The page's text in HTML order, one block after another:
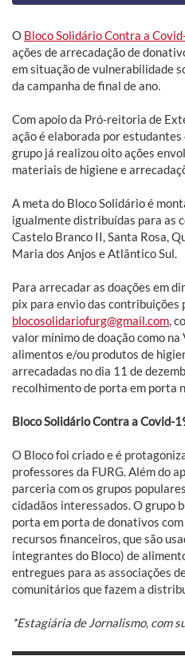
O Bloco Solidário Contra a
ações de arrecadação de
em situação de vulnerabilidade
da campanha de final de ano.
Com apoio da Pró-reitoria de
ação é elaborada por
grupo já realizou oito ações
materiais de higiene e
A meta do Bloco Solidário é
igualmente distribuídas para as
Castelo Branco II, Santa Rosa,
Maria dos Anjos e Atlântico Sul.
Para arrecadar as doações em
pix para envio das contribuições
blocosolidariofurg@gmail.com,
valor mínimo de doação como na
alimentos e/ou produtos de
arrecadadas no dia 11 de
recolhimento de porta em porta
Bloco Solidário Contra a Covid-
O Bloco foi criado e é
professores da FURG. Além do
parceria com os grupos
cidadãos interessados. O grupo
porta em porta de donativos
recursos financeiros, que são
integrantes do Bloco) de
entregues para as associações
comunitários que fazem a
*Estagiária de Jornalismo, com